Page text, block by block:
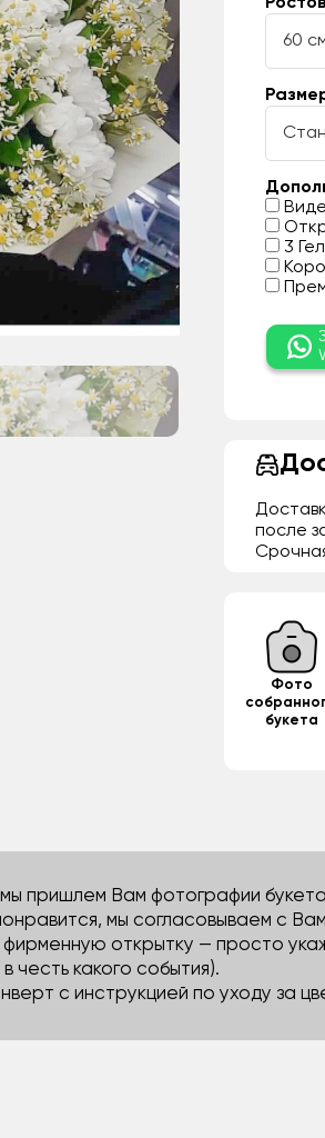
60
3
после
Фото
букета
пришлем Вам фотографии
мы согласовываем с
фирменную открытку — просто
честь какого события).
с инструкцией по уходу за